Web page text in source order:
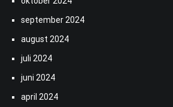
september 2024
august 2024
juli 2024
juni 2024
april 2024